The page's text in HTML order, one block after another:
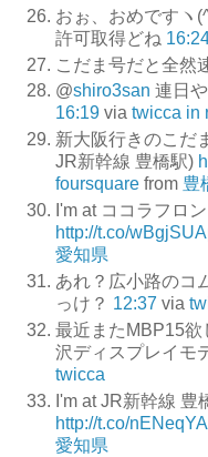
おぉ、おめですヽ
許可取得どね
こだま号だと全然
@shiro3san 連日
16:19 via twicca in
新大阪行きのこだ
JR新幹線 豊橋駅)
foursquare from 豊
I'm at ココラフロ
http://t.co/
愛知県
あれ？広小路のコ
っけ？ 12:37 via
最近またMBP15
沢ディスプレイモ
twicca
I'm at JR新幹線 豊
http://t.co/nENeqYAl
愛知県